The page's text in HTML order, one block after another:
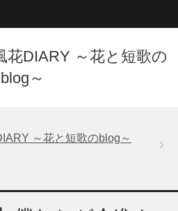
花DIARY ～花と短歌の
blog～
～花と短歌のblog～